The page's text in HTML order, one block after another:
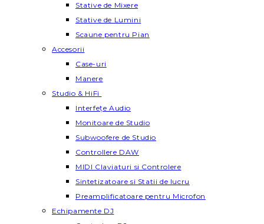
Stative de Mixere
Stative de Lumini
Scaune pentru Pian
Accesorii
Case-uri
Manere
Studio & HiFi
Interfețe Audio
Monitoare de Studio
Subwoofere de Studio
Controllere DAW
MIDI Claviaturi si Controlere
Sintetizatoare si Statii de lucru
Preamplificatoare pentru Microfon
Echipamente DJ